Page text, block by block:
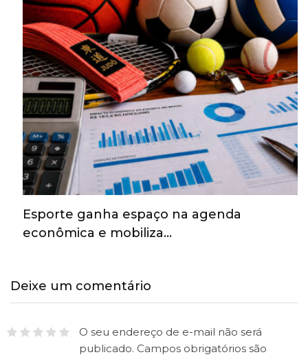
Esporte ganha espaço na agenda
econômica e mobiliza…
Deixe um comentário
O seu endereço de e-mail não será
publicado. Campos obrigatórios são